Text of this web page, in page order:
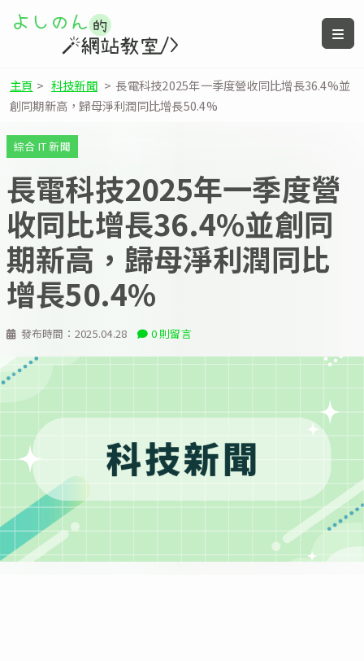
主頁 > 科技新聞 > 長電科技2025年一季度營收同比增長36.4%並
創同期新高，歸母淨利潤同比增長50.4%
發布時間： 2025.04.28 0 則留言
綜合 IT 新聞
長電科技2025年一季度營
收同比增長36.4%並創同
期新高，歸母淨利潤同比
增長50.4%